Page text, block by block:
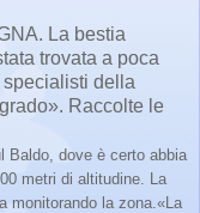
La bestia
trovata a poca
della
Raccolte le
Baldo, dove è certo abbia
metri di altitudine. La
monitorando la zona.«La